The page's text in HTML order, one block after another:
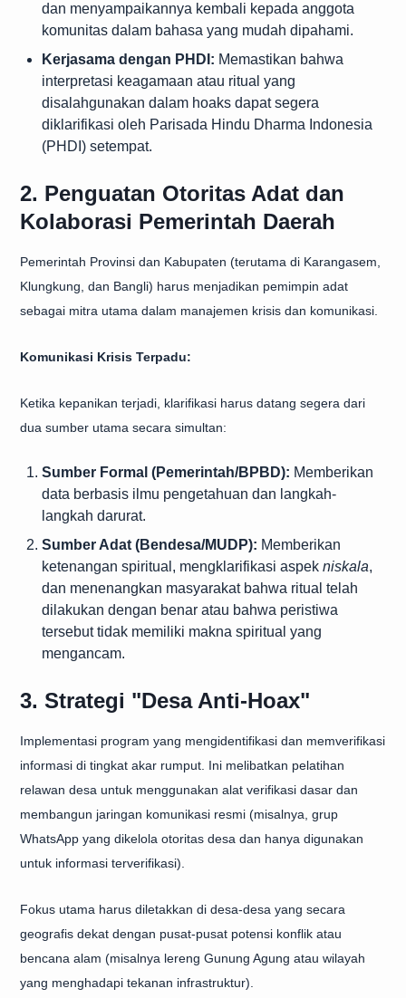
dan menyampaikannya kembali kepada anggota
komunitas dalam bahasa yang mudah dipahami.
Kerjasama dengan PHDI: Memastikan bahwa
interpretasi keagamaan atau ritual yang
disalahgunakan dalam hoaks dapat segera
diklarifikasi oleh Parisada Hindu Dharma Indonesia
(PHDI) setempat.
2. Penguatan Otoritas Adat dan
Kolaborasi Pemerintah Daerah
Pemerintah Provinsi dan Kabupaten (terutama di Karangasem,
Klungkung, dan Bangli) harus menjadikan pemimpin adat
sebagai mitra utama dalam manajemen krisis dan komunikasi.
Komunikasi Krisis Terpadu:
Ketika kepanikan terjadi, klarifikasi harus datang segera dari
dua sumber utama secara simultan:
Sumber Formal (Pemerintah/BPBD): Memberikan
data berbasis ilmu pengetahuan dan langkah-
langkah darurat.
Sumber Adat (Bendesa/MUDP): Memberikan
ketenangan spiritual, mengklarifikasi aspek niskala,
dan menenangkan masyarakat bahwa ritual telah
dilakukan dengan benar atau bahwa peristiwa
tersebut tidak memiliki makna spiritual yang
mengancam.
3. Strategi "Desa Anti-Hoax"
Implementasi program yang mengidentifikasi dan memverifikasi
informasi di tingkat akar rumput. Ini melibatkan pelatihan
relawan desa untuk menggunakan alat verifikasi dasar dan
membangun jaringan komunikasi resmi (misalnya, grup
WhatsApp yang dikelola otoritas desa dan hanya digunakan
untuk informasi terverifikasi).
Fokus utama harus diletakkan di desa-desa yang secara
geografis dekat dengan pusat-pusat potensi konflik atau
bencana alam (misalnya lereng Gunung Agung atau wilayah
yang menghadapi tekanan infrastruktur).